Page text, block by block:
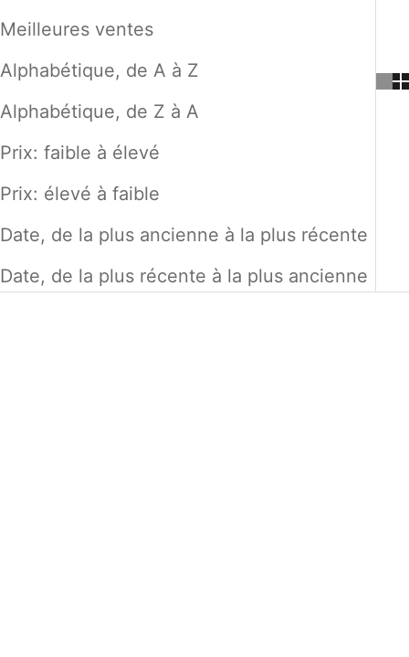
Meilleures ventes
Alphabétique, de A à Z
Alphabétique, de Z à A
Prix: faible à élevé
Prix: élevé à faible
Date, de la plus ancienne à la plus récente
Date, de la plus récente à la plus ancienne